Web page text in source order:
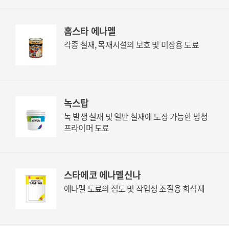
홈스타 에나멜
각종 철재, 목재시설의 보호 및 미장용 도료
녹스탑
녹 발생 철재 및 일반 철재에 도장 가능한 방청
프라이머 도료
스타에코 에나멜신나
에나멜 도료의 점도 및 작업성 조절용 희석제